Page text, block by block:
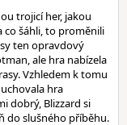
trojicí her, jakou
co šáhli, to proměnili
ten opravdový
ale hra nabízela
Vzhledem k tomu
hra
dobrý, Blizzard si
do slušného příběhu.